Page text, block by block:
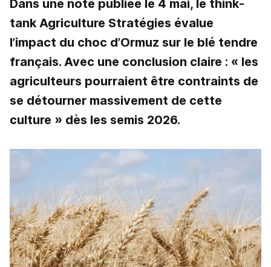
Dans une note publiée le 4 mai, le think-
tank Agriculture Stratégies évalue
l’impact du choc d’Ormuz sur le blé tendre
français. Avec une conclusion claire : « les
agriculteurs pourraient être contraints de
se détourner massivement de cette
culture » dès les semis 2026.